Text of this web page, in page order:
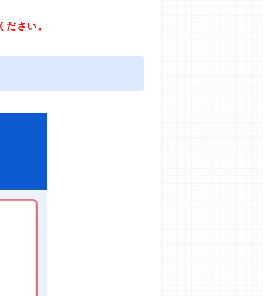
さい。